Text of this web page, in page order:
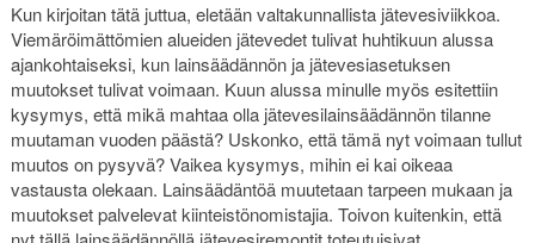
Kun kirjoitan tätä juttua, eletään valtakunnallista jätevesiviikkoa.
Viemäröimättömien alueiden jätevedet tulivat huhtikuun alussa
ajankohtaiseksi, kun lainsäädännön ja jätevesiasetuksen
muutokset tulivat voimaan. Kuun alussa minulle myös esitettiin
kysymys, että mikä mahtaa olla jätevesilainsäädännön tilanne
muutaman vuoden päästä? Uskonko, että tämä nyt voimaan tullut
muutos on pysyvä? Vaikea kysymys, mihin ei kai oikeaa
vastausta olekaan. Lainsäädäntöä muutetaan tarpeen mukaan ja
muutokset palvelevat kiinteistönomistajia. Toivon kuitenkin, että